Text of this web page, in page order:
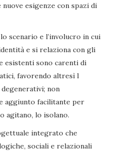
esigenze con spazi di
scenario e l’involucro in cui
e si relaziona con gli
esistenti sono carenti di
favorendo altresì l
non
aggiunto facilitante per
agitano, lo isolano.
integrato che
sociali e relazionali